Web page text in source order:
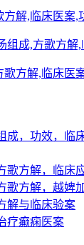
方解,临床医案,
方解,临床医
成，功效，临
歌方解，临床
歌方解，越婢
解与临床验案
疗癫痫医案